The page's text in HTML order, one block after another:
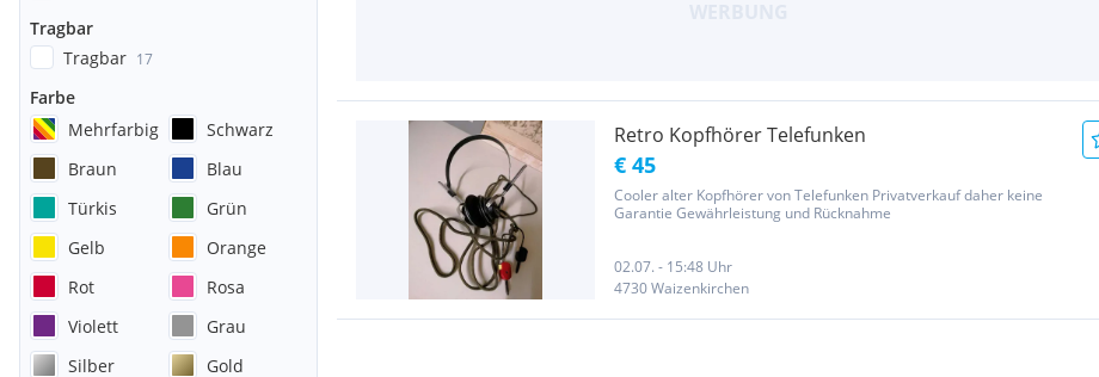
Tragbar
Tragbar 17
Farbe
Mehrfarbig
Schwarz
Braun
Blau
Türkis
Grün
Gelb
Orange
Rot
Rosa
Violett
Grau
Silber
Gold
Retro Kopfhörer Telefunken
€ 45
Cooler alter Kopfhörer von Telefunken Privatverkauf daher keine
Garantie Gewährleistung und Rücknahme
02.07. - 15:48 Uhr
4730 Waizenkirchen